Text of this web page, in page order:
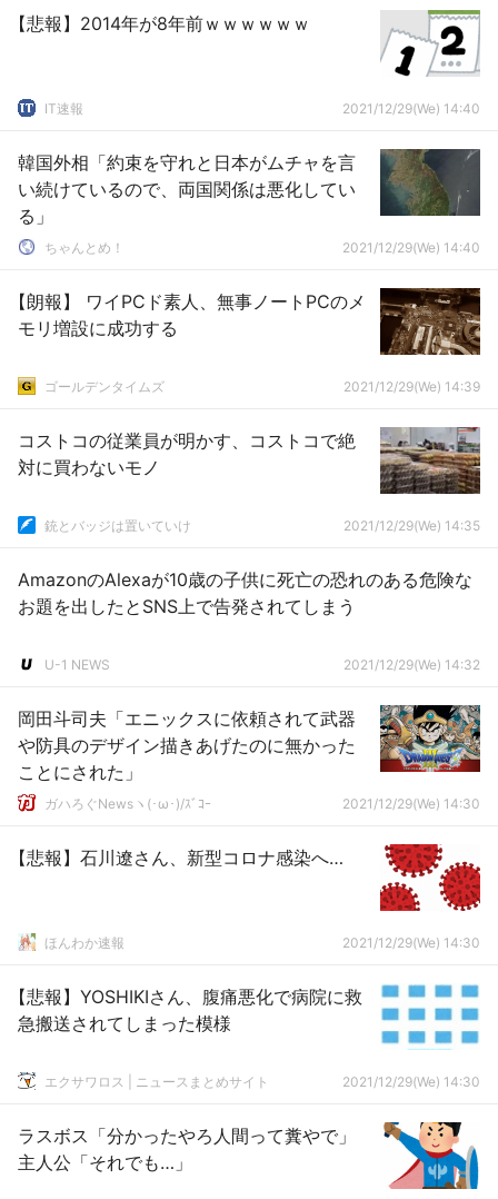
【悲報】2014年が8年前ｗｗｗｗｗｗ
IT速報 2021/12/29(We) 14:40
韓国外相「約束を守れと日本がムチャを言
い続けているので、両国関係は悪化してい
る」
ちゃんとめ！ 2021/12/29(We) 14:40
【朗報】 ワイPCド素人、無事ノートPCのメ
モリ増設に成功する
ゴールデンタイムズ 2021/12/29(We) 14:39
コストコの従業員が明かす、コストコで絶
対に買わないモノ
銃とバッジは置いていけ 2021/12/29(We) 14:35
AmazonのAlexaが10歳の子供に死亡の恐れのある危険な
お題を出したとSNS上で告発されてしまう
U-1 NEWS 2021/12/29(We) 14:32
岡田斗司夫「エニックスに依頼されて武器
や防具のデザイン描きあげたのに無かった
ことにされた」
ガハろぐNewsヽ(･ω･)/ｽﾞｺｰ 2021/12/29(We) 14:30
【悲報】石川遼さん、新型コロナ感染へ…
ほんわか速報 2021/12/29(We) 14:30
【悲報】YOSHIKIさん、腹痛悪化で病院に救
急搬送されてしまった模様
エクサワロス | ニュースまとめサイト 2021/12/29(We) 14:30
ラスボス「分かったやろ人間って糞やで」
主人公「それでも…」